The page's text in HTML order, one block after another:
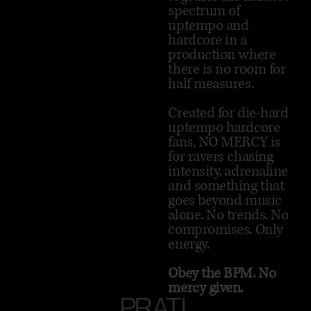
spectrum of
uptempo and
hardcore in a
production where
there is no room for
half measures.
Created for die-hard
uptempo hardcore
fans, NO MERCY is
for ravers chasing
intensity, adrenaline
and something that
goes beyond music
alone. No trends. No
compromises. Only
energy.
Obey the BPM. No
mercy given.